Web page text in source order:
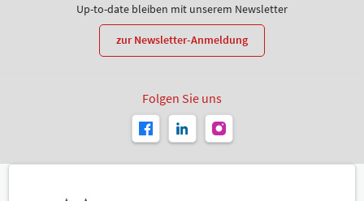
Up-to-date bleiben mit unserem Newsletter
zur Newsletter-Anmeldung
Folgen Sie uns